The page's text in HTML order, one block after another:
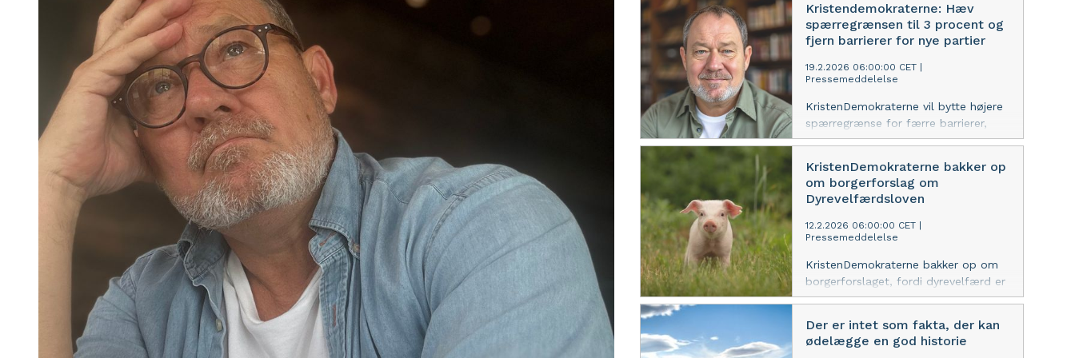
fra Norden.
Kristendemokraterne: Hæv
spærregrænsen til 3 procent og
fjern barrierer for nye partier
19.2.2026 06:00:00 CET
Pressemeddelelse
KristenDemokraterne vil bytte højere
spærregrænse for færre barrierer,
partiet foreslår enklere
nuværende regler reelt holder nye
partier ude af Folketinget.
KristenDemokraterne bakker op
om borgerforslag om
Dyrevelfærdsloven
12.2.2026 06:00:00 CET
Pressemeddelelse
KristenDemokraterne bakker op om
borgerforslaget, fordi dyrevelfærd er
et spørgsmål om ansvar og
må aldrig stå over hensynet til
levende, sansende dyr. Forvalterskab
Der er intet som fakta, der kan
ødelægge en god historie